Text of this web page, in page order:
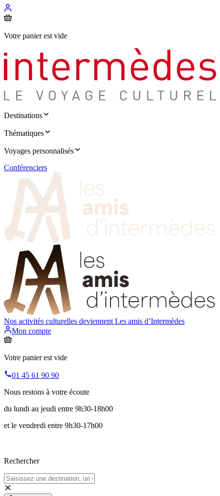
Votre panier est vide
Destinations
Thématiques
Voyages personnalisés
Conférenciers
Nos activités culturelles deviennent Les amis d’Intermèdes
Mon compte
Votre panier est vide
01 45 61 90 90
Nous restons à votre écoute
du lundi au jeudi entre 9h30-18h00
et le vendredi entre 9h30-17h00
Rechercher